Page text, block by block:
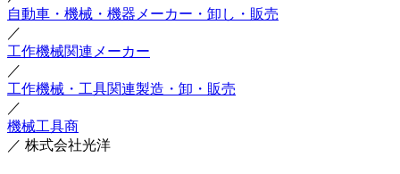
自動車・機械・機器メーカー・卸し・販売
／
工作機械関連メーカー
／
工作機械・工具関連製造・卸・販売
／
機械工具商
／ 株式会社光洋